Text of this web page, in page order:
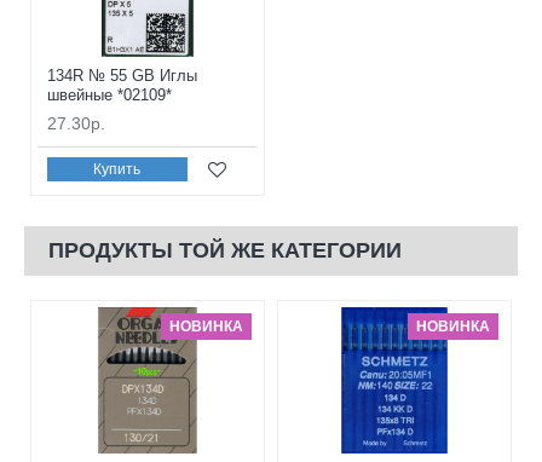
134R № 55 GB Иглы
швейные *02109*
27.30р.
Купить
ПРОДУКТЫ ТОЙ ЖЕ КАТЕГОРИИ
НОВИНКА НОВИНКА